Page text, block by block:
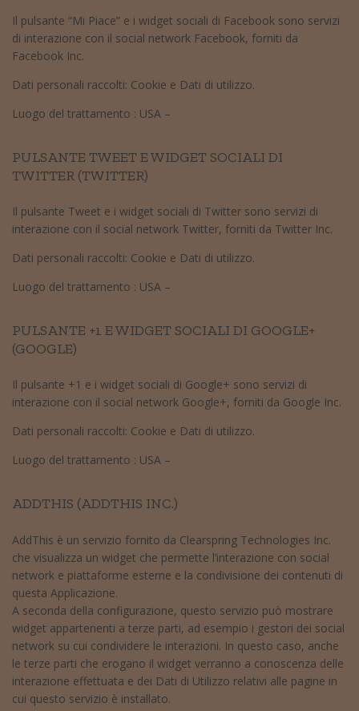
Il pulsante “Mi Piace” e i widget sociali di Facebook sono servizi
di interazione con il social network Facebook, forniti da
Facebook Inc.
Dati personali raccolti: Cookie e Dati di utilizzo.
Luogo del trattamento : USA –
PULSANTE TWEET E WIDGET SOCIALI DI
TWITTER (TWITTER)
Il pulsante Tweet e i widget sociali di Twitter sono servizi di
interazione con il social network Twitter, forniti da Twitter Inc.
Dati personali raccolti: Cookie e Dati di utilizzo.
Luogo del trattamento : USA –
PULSANTE +1 E WIDGET SOCIALI DI GOOGLE+
(GOOGLE)
Il pulsante +1 e i widget sociali di Google+ sono servizi di
interazione con il social network Google+, forniti da Google Inc.
Dati personali raccolti: Cookie e Dati di utilizzo.
Luogo del trattamento : USA –
ADDTHIS (ADDTHIS INC.)
AddThis è un servizio fornito da Clearspring Technologies Inc.
che visualizza un widget che permette l’interazione con social
network e piattaforme esterne e la condivisione dei contenuti di
questa Applicazione.
A seconda della configurazione, questo servizio può mostrare
widget appartenenti a terze parti, ad esempio i gestori dei social
network su cui condividere le interazioni. In questo caso, anche
le terze parti che erogano il widget verranno a conoscenza delle
interazione effettuata e dei Dati di Utilizzo relativi alle pagine in
cui questo servizio è installato.